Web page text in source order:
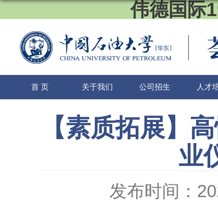
伟德国际
首 页 关于我们 公司招生 人才
【素质拓展】
业
发布时间：